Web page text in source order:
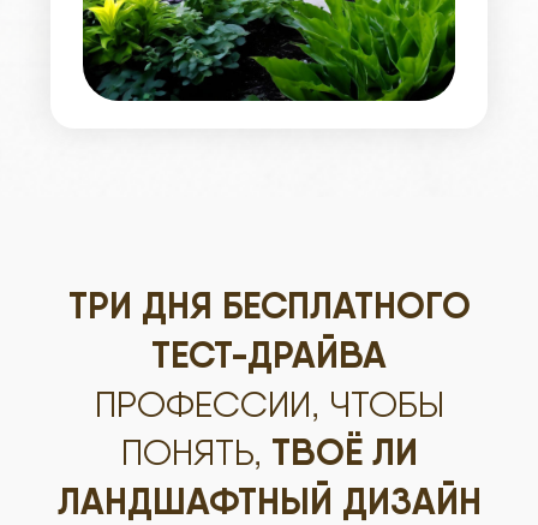
ТРИ ДНЯ БЕСПЛАТНОГО
ТЕСТ-ДРАЙВА
ПРОФЕССИИ, ЧТОБЫ
ПОНЯТЬ, ТВОЁ ЛИ
ЛАНДШАФТНЫЙ ДИЗАЙН